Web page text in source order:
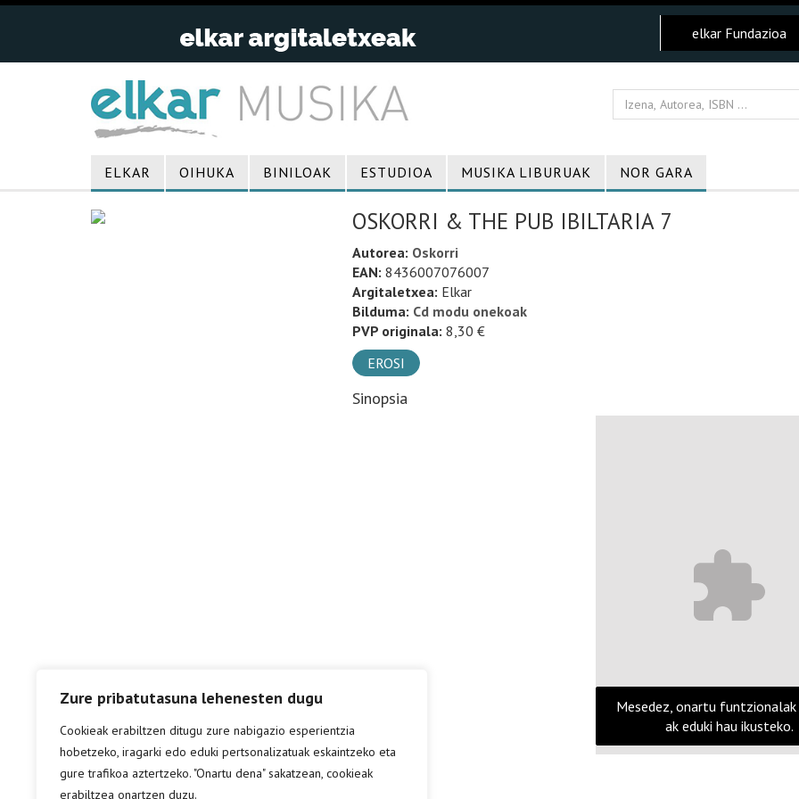
Zure pribatutasuna lehenesten dugu
Cookieak erabiltzen ditugu zure nabigazio esperientzia
hobetzeko, iragarki edo eduki pertsonalizatuak eskaintzeko eta
gure trafikoa aztertzeko. "Onartu dena" sakatzean, cookieak
erabiltzea onartzen duzu.
elkar Fundazioa
ELKAR OIHUKA BINILOAK ESTUDIOA MUSIKA LIBURUAK NOR GARA
OSKORRI & THE PUB IBILTARIA 7
Autorea: Oskorri
EAN: 8436007076007
Argitaletxea: Elkar
Bilduma: Cd modu onekoak
PVP originala: 8,30 €
EROSI
Sinopsia
Mesedez, onartu funtzionalak
ak eduki hau ikusteko.